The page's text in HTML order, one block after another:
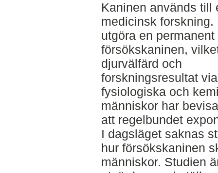
Kaninen används till
medicinsk
utgöra en
försökskaninen,
djurvälfärd och
forskningsresultat
fysiologiska och
människor har
att regelbundet
I dagsläget saknas
hur försökskaninen
människor. Studien